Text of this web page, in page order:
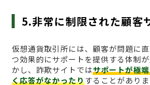
5.非常に制限された顧客
仮想通貨取引所には、顧客が問題に
つ効果的にサポートを提供する体制
かし、詐欺サイトではサポートが極
く応答がなかったりすることがあり